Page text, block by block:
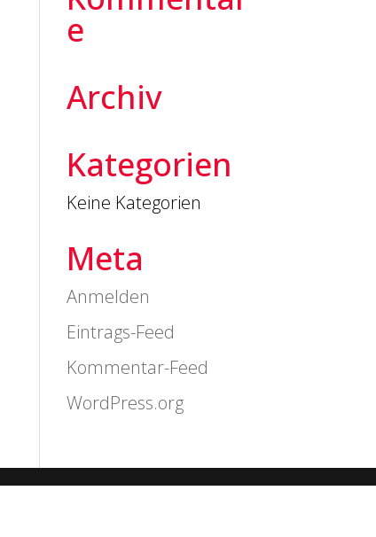
e
Archiv
Kategorien
Keine Kategorien
Meta
Anmelden
Eintrags-Feed
Kommentar-Feed
WordPress.org